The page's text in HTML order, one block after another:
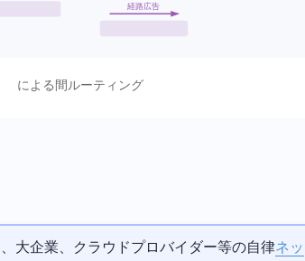
経路広告
BGPによるAS間ルーティング
、大企業、クラウドプロバイダー等の自律ネッ